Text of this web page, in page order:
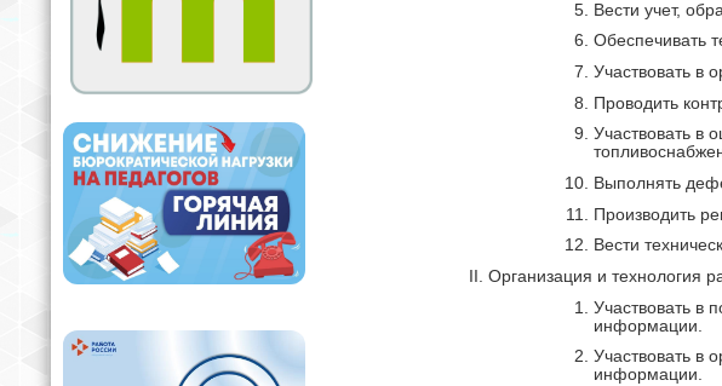
Вести учет,
Обеспечивать
Участвовать в
Проводить
Участвовать в
Выполнять
Производить
Вести
II. Организация и технология
Участвовать в
информации.
Участвовать в
информации.